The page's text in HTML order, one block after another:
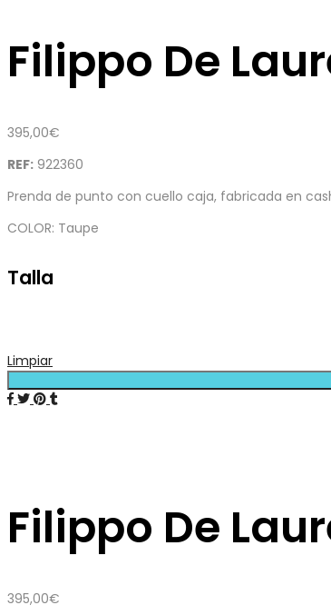
Filippo De
395,00€
REF: 922360
Prenda de punto con cuello caja, fabricada en
COLOR: Taupe
Talla
Limpiar
Filippo De
395,00€